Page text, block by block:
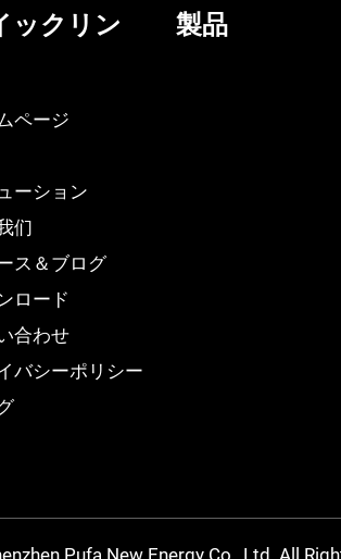
ックリン
ページ
ーション
们
ス＆ブログ
ロード
合わせ
バシーポリシー
製品
Pufa New Energy Co., Ltd. All